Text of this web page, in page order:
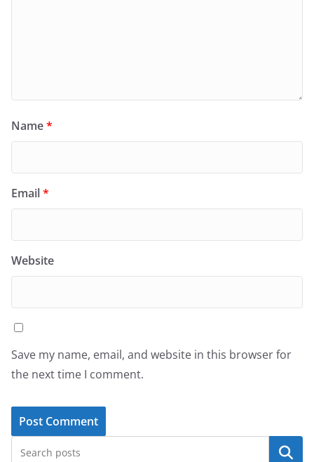
Name*
Email*
Website
Save my name, email, and website in this browser for
the next time I comment.
Search